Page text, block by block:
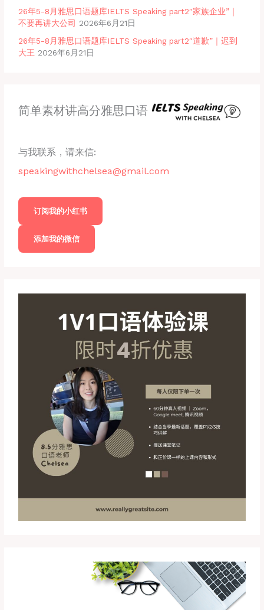
26年5-8月雅思口语题库IELTS Speaking part2″家族企业”｜
不要再讲大公司 2026年6月21日
26年5-8月雅思口语题库IELTS Speaking part2″道歉”｜迟到
大王 2026年6月21日
简单素材讲高分雅思口语
与我联系，请来信:
speakingwithchelsea@gmail.com
订阅我的小红书
添加我的微信